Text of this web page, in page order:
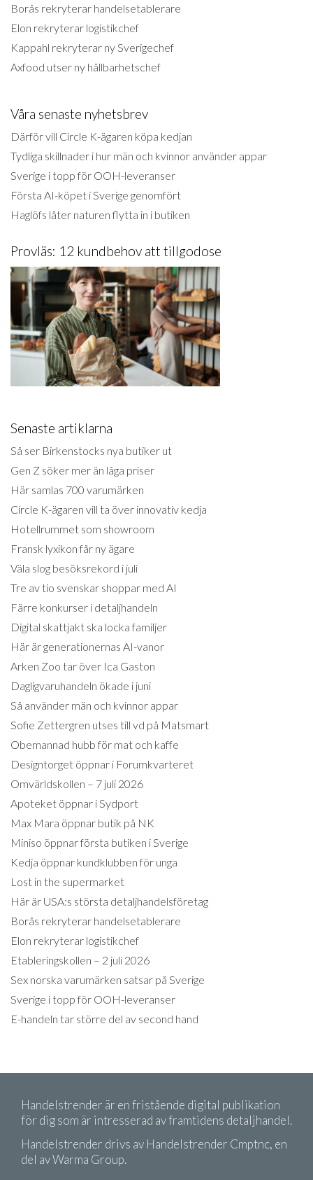
Borås rekryterar handelsetablerare
Elon rekryterar logistikchef
Kappahl rekryterar ny Sverigechef
Axfood utser ny hållbarhetschef
Våra senaste nyhetsbrev
Därför vill Circle K-ägaren köpa kedjan
Tydliga skillnader i hur män och kvinnor använder appar
Sverige i topp för OOH-leveranser
Första AI-köpet i Sverige genomfört
Haglöfs låter naturen flytta in i butiken
Provläs: 12 kundbehov att tillgodose
Senaste artiklarna
Så ser Birkenstocks nya butiker ut
Gen Z söker mer än låga priser
Här samlas 700 varumärken
Circle K-ägaren vill ta över innovativ kedja
Hotellrummet som showroom
Fransk lyxikon får ny ägare
Väla slog besöksrekord i juli
Tre av tio svenskar shoppar med AI
Färre konkurser i detaljhandeln
Digital skattjakt ska locka familjer
Här är generationernas AI-vanor
Arken Zoo tar över Ica Gaston
Dagligvaruhandeln ökade i juni
Så använder män och kvinnor appar
Sofie Zettergren utses till vd på Matsmart
Obemannad hubb för mat och kaffe
Designtorget öppnar i Forumkvarteret
Omvärldskollen – 7 juli 2026
Apoteket öppnar i Sydport
Max Mara öppnar butik på NK
Miniso öppnar första butiken i Sverige
Kedja öppnar kundklubben för unga
Lost in the supermarket
Här är USA:s största detaljhandelsföretag
Borås rekryterar handelsetablerare
Elon rekryterar logistikchef
Etableringskollen – 2 juli 2026
Sex norska varumärken satsar på Sverige
Sverige i topp för OOH-leveranser
E-handeln tar större del av second hand
Handelstrender är en fristående digital publikation
för dig som är intresserad av framtidens detaljhandel.
Handelstrender drivs av Handelstrender Cmptnc, en
del av Warma Group.